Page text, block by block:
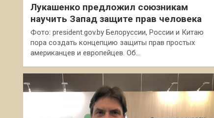
Лукашенко предложил союзникам
научить Запад защите прав человека
Фото: president.gov.by Белоруссии, России и Китаю
пора создать концепцию защиты прав простых
американцев и европейцев. Об…